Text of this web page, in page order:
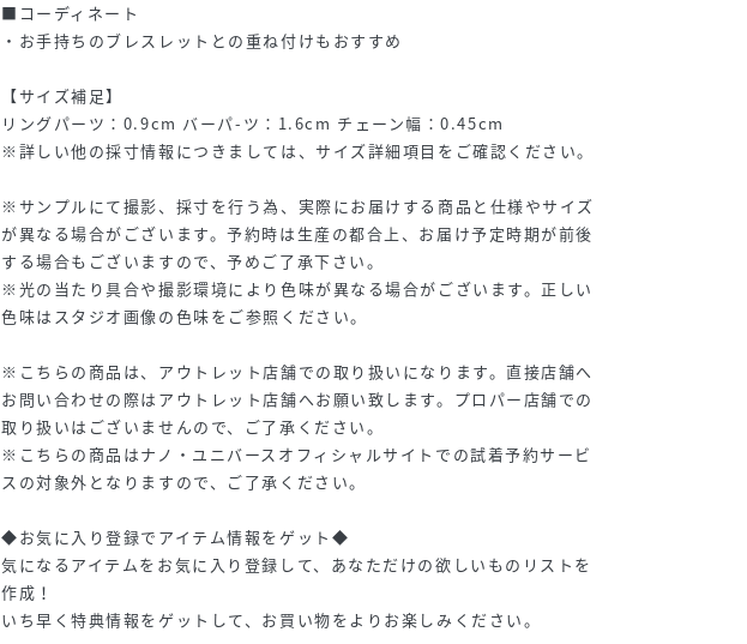
■コーディネート
・お手持ちのブレスレットとの重ね付けもおすすめ
【サイズ補足】
リングパーツ：0.9cm バーパ-ツ：1.6cm チェーン幅：0.45cm
※詳しい他の採寸情報につきましては、サイズ詳細項目をご確認ください。
※サンプルにて撮影、採寸を行う為、実際にお届けする商品と仕様やサイズ
が異なる場合がございます。予約時は生産の都合上、お届け予定時期が前後
する場合もございますので、予めご了承下さい。
※光の当たり具合や撮影環境により色味が異なる場合がございます。正しい
色味はスタジオ画像の色味をご参照ください。
※こちらの商品は、アウトレット店舗での取り扱いになります。直接店舗へ
お問い合わせの際はアウトレット店舗へお願い致します。プロパー店舗での
取り扱いはございませんので、ご了承ください。
※こちらの商品はナノ・ユニバースオフィシャルサイトでの試着予約サービ
スの対象外となりますので、ご了承ください。
◆お気に入り登録でアイテム情報をゲット◆
気になるアイテムをお気に入り登録して、あなただけの欲しいものリストを
作成！
いち早く特典情報をゲットして、お買い物をよりお楽しみください。